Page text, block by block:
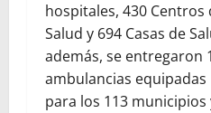
hospitales, 430 Centros
Salud y 694 Casas de
además, se entregaron
ambulancias equipadas
para los 113 municipios